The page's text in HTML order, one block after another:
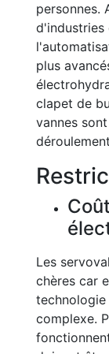
personnes.
d'industries
plus
clapet de
vannes
Les
chères car
complexe.